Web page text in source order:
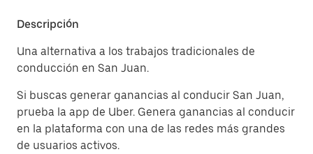
Descripción
Una alternativa a los trabajos tradicionales de
conducción en San Juan.
Si buscas generar ganancias al conducir San Juan,
prueba la app de Uber. Genera ganancias al conducir
en la plataforma con una de las redes más grandes
de usuarios activos.